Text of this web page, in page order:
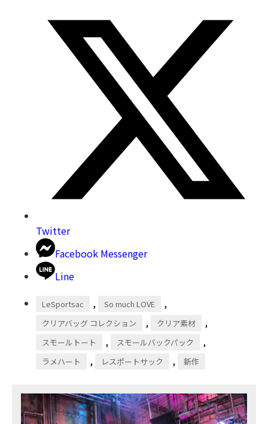
Twitter
Facebook Messenger
Line
LeSportsac , So much LOVE ,
クリアバッグ コレクション , クリア素材 ,
スモールトート , スモールバックパック ,
ラメハート , レスポートサック , 新作